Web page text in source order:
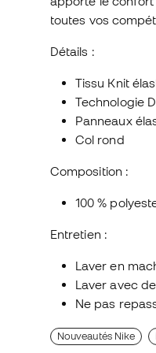
toutes vos
Détails :
Tissu Knit
Technologie
Panneaux
Col rond
Composition :
100 %
Entretien :
Laver en
Laver avec
Ne pas
Nouveautés Nike